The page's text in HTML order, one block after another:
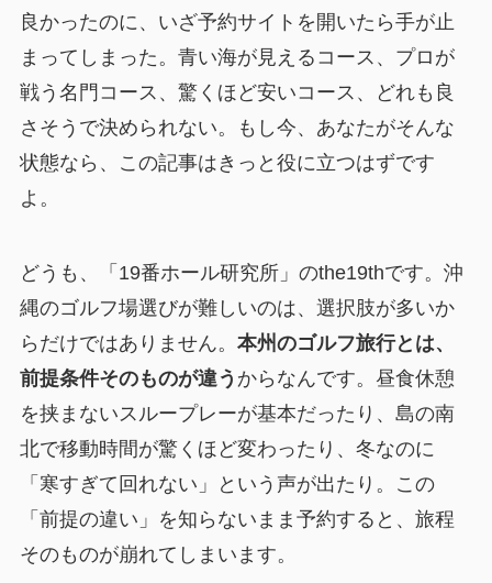
良かったのに、いざ予約サイトを開いたら手が止
まってしまった。青い海が見えるコース、プロが
戦う名門コース、驚くほど安いコース、どれも良
さそうで決められない。もし今、あなたがそんな
状態なら、この記事はきっと役に立つはずです
よ。
どうも、「19番ホール研究所」のthe19thです。沖
縄のゴルフ場選びが難しいのは、選択肢が多いか
らだけではありません。 本州のゴルフ旅行とは、
前提条件そのものが違う からなんです。昼食休憩
を挟まないスループレーが基本だったり、島の南
北で移動時間が驚くほど変わったり、冬なのに
「寒すぎて回れない」という声が出たり。この
「前提の違い」を知らないまま予約すると、旅程
そのものが崩れてしまいます。